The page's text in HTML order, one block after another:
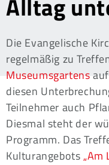
Alltag
Die Evangelische
regelmäßig zu
Museumsgartens
diesen
Teilnehmer auch
Diesmal steht der
Programm. Das
Kulturangebots„Am